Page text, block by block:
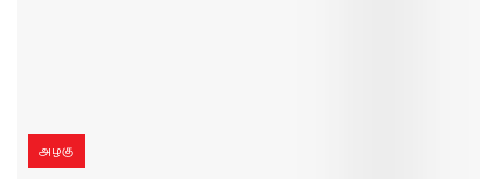
அழகு